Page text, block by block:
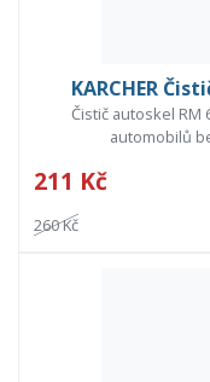
KARCHER
Čistič autoskel RM
automobilů
211 Kč
260 Kč